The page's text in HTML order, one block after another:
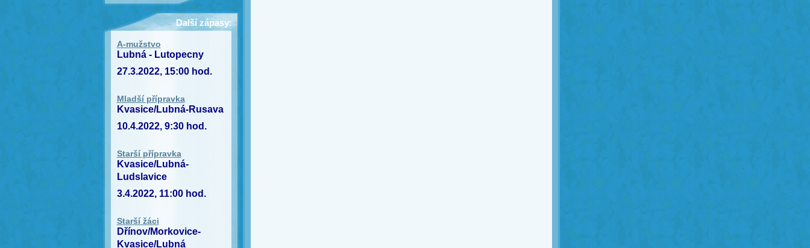
Další zápasy:
A-mužstvo
Lubná - Lutopecny
27.3.2022, 15:00 hod.
Mladší přípravka
Kvasice/Lubná-Rusava
10.4.2022, 9:30 hod.
Starší přípravka
Kvasice/Lubná-
Ludslavice
3.4.2022, 11:00 hod.
Starší žáci
Dřínov/Morkovice-
Kvasice/Lubná